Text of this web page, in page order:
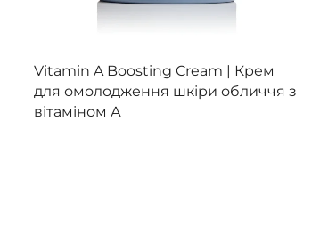
Переглянути
Vitamin A Boosting Cream | Крем
для омолодження шкіри обличчя з
вітаміном А